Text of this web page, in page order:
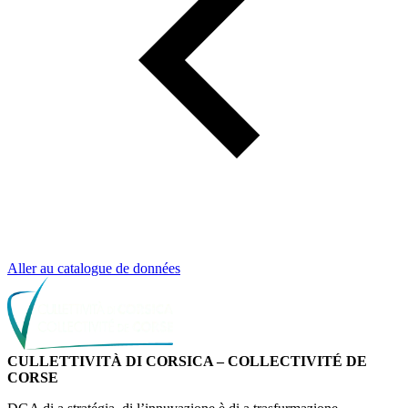
Aller au catalogue de données
CULLETTIVITÀ DI CORSICA – COLLECTIVITÉ DE
CORSE